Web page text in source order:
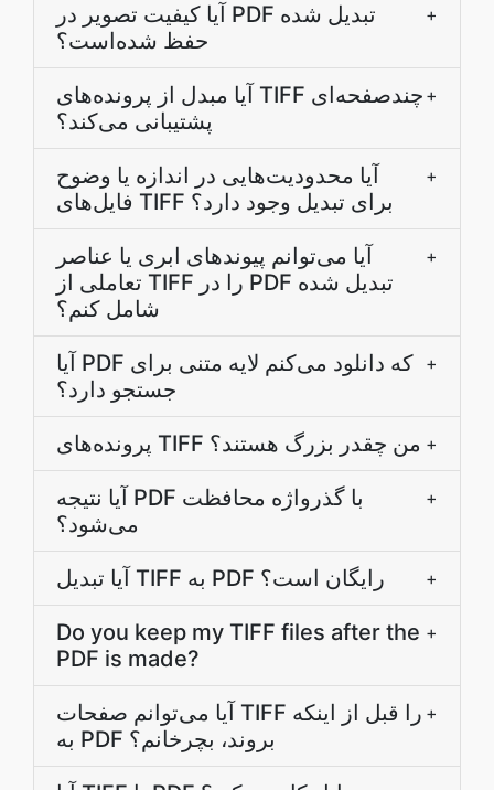
آیا کیفیت تصویر در PDF تبدیل شده
حفظ شده‌است؟
+
آیا مبدل از پرونده‌های TIFF چندصفحه‌ای
پشتیبانی می‌کند؟
+
آیا محدودیت‌هایی در اندازه یا وضوح
فایل‌های TIFF برای تبدیل وجود دارد؟
+
آیا می‌توانم پیوندهای ابری یا عناصر
تعاملی از TIFF را در PDF تبدیل شده
شامل کنم؟
+
آیا PDF که دانلود می‌کنم لایه متنی برای
جستجو دارد؟
+
پرونده‌های TIFF من چقدر بزرگ هستند؟ +
آیا نتیجه PDF با گذرواژه محافظت
می‌شود؟
+
آیا تبدیل TIFF به PDF رایگان است؟ +
Do you keep my TIFF files after the
PDF is made?
+
آیا می‌توانم صفحات TIFF را قبل از اینکه
به PDF بروند، بچرخانم؟
+